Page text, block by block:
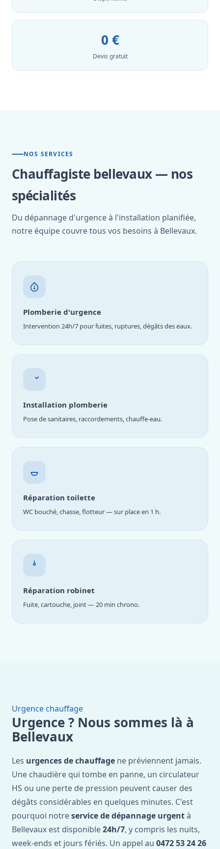
0 €
Devis gratuit
NOS SERVICES
Chauffagiste bellevaux — nos
spécialités
Du dépannage d'urgence à l'installation planifiée,
notre équipe couvre tous vos besoins à Bellevaux.
Plomberie d'urgence
Intervention 24h/7 pour fuites, ruptures, dégâts des eaux.
Installation plomberie
Pose de sanitaires, raccordements, chauffe-eau.
Réparation toilette
WC bouché, chasse, flotteur — sur place en 1 h.
Réparation robinet
Fuite, cartouche, joint — 20 min chrono.
Urgence chauffage
Urgence ? Nous sommes là à
Bellevaux
Les urgences de chauffage ne préviennent jamais.
Une chaudière qui tombe en panne, un circulateur
HS ou une perte de pression peuvent causer des
dégâts considérables en quelques minutes. C'est
pourquoi notreservice de dépannage urgentà
Bellevaux est disponible24h/7, y compris les nuits,
week-ends et jours fériés. Un appel au 0472 53 24 26